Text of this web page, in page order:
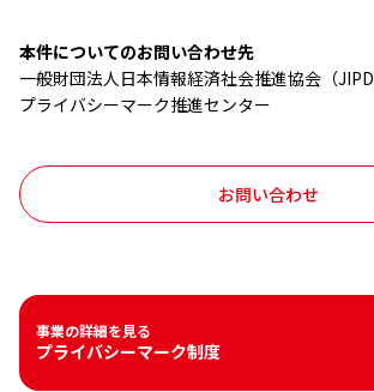
本件についてのお問い合わせ先
⼀般財団法⼈⽇本情報経済社会推進協会（
プライバシーマーク推進センター
お問い合わせ
事業の詳細を見る
プライバシーマーク制度